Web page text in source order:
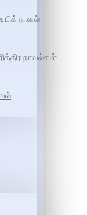
பிக் நாவல்
நாவல்கள்